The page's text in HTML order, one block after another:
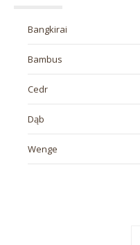
Bangkirai
Bambus
Cedr
Dąb
Wenge